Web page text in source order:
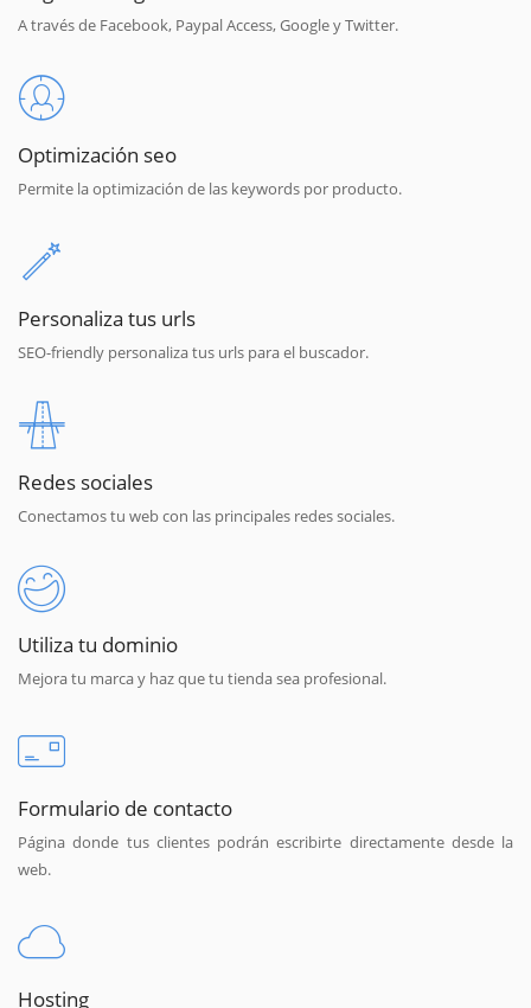
A través de Facebook, Paypal Access, Google y Twitter.
Optimización seo
Permite la optimización de las keywords por producto.
Personaliza tus urls
SEO-friendly personaliza tus urls para el buscador.
Redes sociales
Conectamos tu web con las principales redes sociales.
Utiliza tu dominio
Mejora tu marca y haz que tu tienda sea profesional.
Formulario de contacto
Página donde tus clientes podrán escribirte directamente desde la
web.
Hosting